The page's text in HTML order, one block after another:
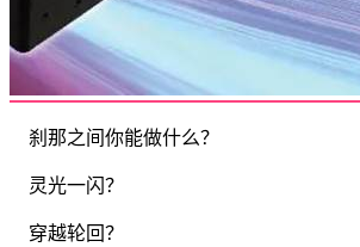
刹那之间你能做什么？
灵光一闪？
穿越轮回？